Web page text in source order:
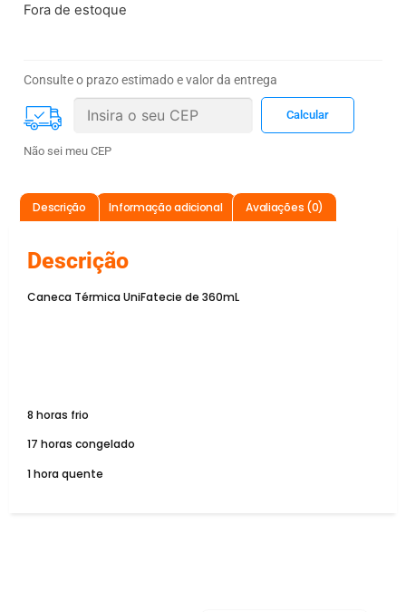
Fora de estoque
Consulte o prazo estimado e valor da entrega
Não sei meu CEP
Descrição Informação adicional Avaliações (0)
Descrição
Caneca Térmica UniFatecie de 360mL
8 horas frio
17 horas congelado
1 hora quente